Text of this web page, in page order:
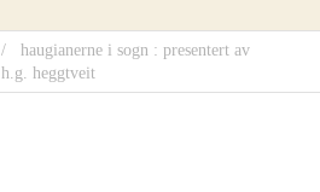
haugianerne i sogn : presentert av
h.g. heggtveit